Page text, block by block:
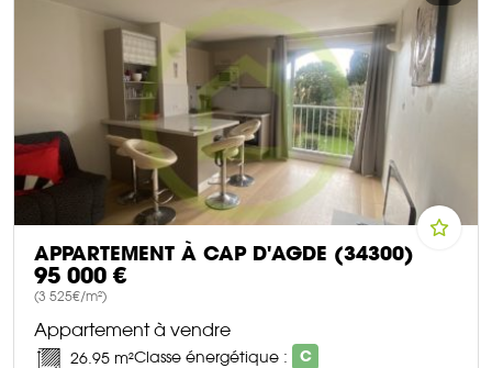
APPARTEMENT À CAP D'AGDE (34300)
95 000 €
(3 525€/m²)
Appartement à vendre
26.95 m²Classe énergétique : C